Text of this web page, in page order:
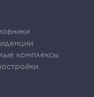
комплексы